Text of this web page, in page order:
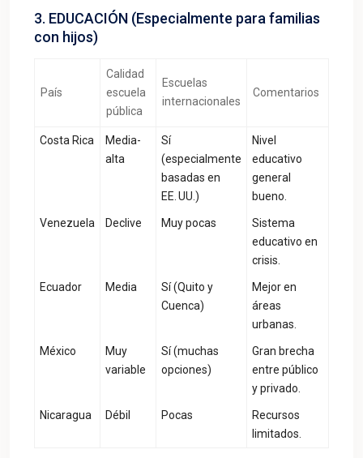
3. EDUCACIÓN (Especialmente para familias
con hijos)
País
Calidad
escuela
pública
Escuelas
internacionales
Comentarios
Costa Rica
Media-
alta
Sí
(especialmente
basadas en
EE. UU.)
Nivel
educativo
general
bueno.
Venezuela Declive Muy pocas
Sistema
educativo en
crisis.
Ecuador Media
Sí (Quito y
Cuenca)
Mejor en
áreas
urbanas.
México
Muy
variable
Sí (muchas
opciones)
Gran brecha
entre público
y privado.
Nicaragua Débil Pocas
Recursos
limitados.